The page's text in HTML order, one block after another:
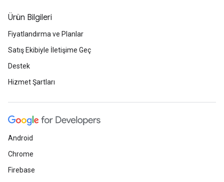
Ürün Bilgileri
Fiyatlandırma ve Planlar
Satış Ekibiyle İletişime Geç
Destek
Hizmet Şartları
Android
Chrome
Firebase